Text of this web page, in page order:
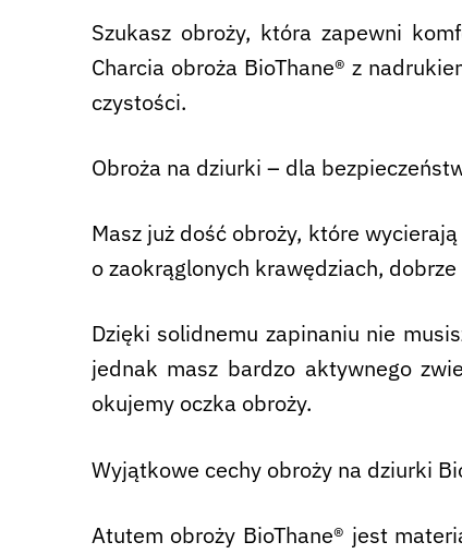
Szukasz obroży, która zapewni
Charcia obroża BioThane® z
czystości.
Obroża na dziurki – dla
Masz już dość obroży, które
o zaokrąglonych krawędziach,
Dzięki solidnemu zapinaniu nie
jednak masz bardzo aktywnego
okujemy oczka obroży.
Wyjątkowe cechy obroży na dziurki
Atutem obroży BioThane® jest